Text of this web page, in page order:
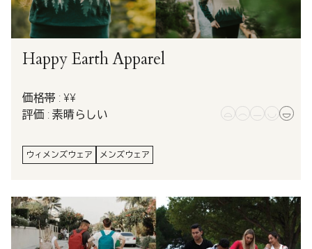
Happy Earth Apparel
価格帯 : ¥¥
評価 : 素晴らしい
ウィメンズウェア メンズウェア